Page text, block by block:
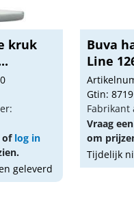
kruk
of log in
geleverd
Buva
Line
Gtin:
Fabrikant
Vraag
om
Tijdelijk